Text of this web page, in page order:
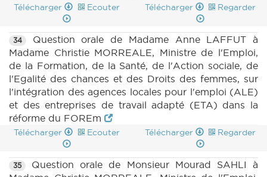
Télécharger Ecouter Télécharger Regarder
34
Question orale de Madame Anne LAFFUT à
Madame Christie MORREALE, Ministre de l'Emploi,
de la Formation, de la Santé, de l'Action sociale, de
l'Egalité des chances et des Droits des femmes, sur
l'intégration des agences locales pour l'emploi (ALE)
et des entreprises de travail adapté (ETA) dans la
réforme du FOREm
Télécharger Ecouter Télécharger Regarder
35
Question orale de Monsieur Mourad SAHLI à